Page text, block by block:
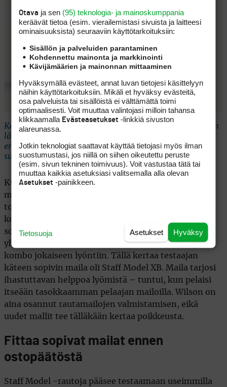
Kolmikerroksinen Wilson Triad tarjoaa tarkan tuntuman
lähipelissä ja riittävän nopeuden draiverilla –
erinomainen vaihtoehto pelaajalle, joka etsii
suorituskykyä järkevällä hinnalla.
Kun pallokori alkaa olla lopussa, palataan vielä
mailojen eroihin. Pelkästään lapa ei vielä kerro koko
totuutta – varrella on yhtä suuri merkitys. Maila on
kokonaisuus, joka rakentuu saumattomasti lyöntiin
sopivien komponenttien – lavan, varren ja gripin
yhdistelmästä. Wilsonin valikoimasta löytyy sopiva
kombo jokaiseen lyöntiin. Tällä kertaa testaajan
käteen sopivin maila oli Staff Model XB. Maila tarjosi
ihastuttavan helppoa lyömistä – tuntui, kun pelaisi
itseään tasokkaamman pelaajan mailoilla. Wilson on
aina osannut rautamailojen valmistamisen, eikä
uudet mallit tee tälläkään kertaa poikkeusta.
Fittaa sopivat mailat ennen
ostopäätöstä
Staff Model -rautoja pääsee testaamaan useimmilla
Otava ja sen (95) teknologia- ja mainoskumppania
keräävät tietoa (esim. vierailemis­tasi sivuista ja laitteesi
ominaisuuk­sista) seuraaviin käyttötarkoituksiin:
Sisällön ja palveluiden parantaminen
Kohdennettu mainonta ja markkinointi
Kävijämäärien ja mainonnan mittaaminen
Hyväksymällä evästeet, annat luvan tietojesi käsittelyyn
näihin käyttötarkoituksiin. Mikäli et hyväksy evästeitä,
osa palveluista tai sisällöistä ei välttämättä toimi
optimaalisesti. Voit muuttaa valintojasi milloin tahansa
klikkaamalla Evästeasetukset -linkkiä sivuston
alareunassa.
Jotkin teknologiat saattavat käyttää tietojasi myös ilman
suostumustasi, jos niillä on siihen oikeutettu peruste
(esim. sivun tekninen toimivuus). Voit vastustaa tätä tai
muuttaa kaikkia asetuksiasi valitsemalla alla olevan
Asetukset -painikkeen.
Hyväksy
Asetukset
Tietosuoja